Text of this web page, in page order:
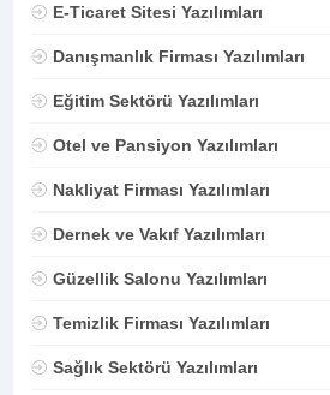
E-Ticaret Sitesi Yazılımları
Danışmanlık Firması Yazılımları
Eğitim Sektörü Yazılımları
Otel ve Pansiyon Yazılımları
Nakliyat Firması Yazılımları
Dernek ve Vakıf Yazılımları
Güzellik Salonu Yazılımları
Temizlik Firması Yazılımları
Sağlık Sektörü Yazılımları